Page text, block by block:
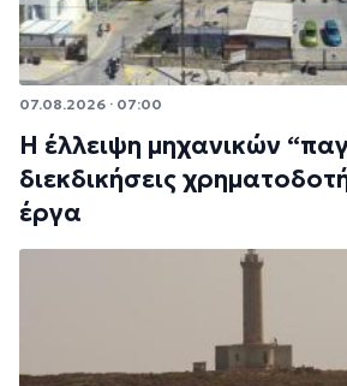
07.08.2026 · 07:00
Η έλλειψη μηχανικών
διεκδικήσεις
έργα